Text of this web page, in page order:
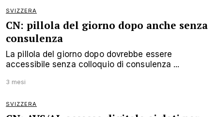
SVIZZERA
CN: pillola del giorno dopo anche senza
consulenza
La pillola del giorno dopo dovrebbe essere
accessibile senza colloquio di consulenza ...
3 mesi
SVIZZERA